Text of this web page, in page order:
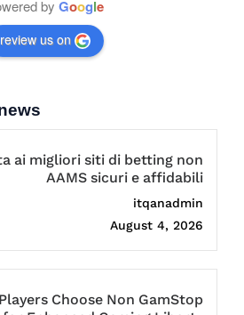
by Google
review us on
ai migliori siti di betting non
AAMS sicuri e affidabili
itqanadmin
August 4, 2026
Choose Non GamStop